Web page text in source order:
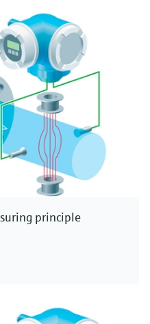
principle